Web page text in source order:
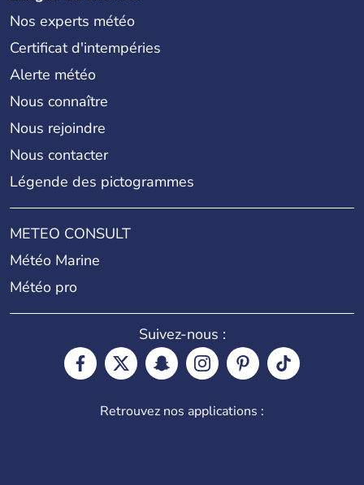
Nos experts météo
Certificat d'intempéries
Alerte météo
Nous connaître
Nous rejoindre
Nous contacter
Légende des pictogrammes
METEO CONSULT
Météo Marine
Météo pro
Suivez-nous :
Retrouvez nos applications :